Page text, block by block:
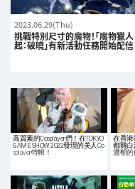
2023.06.29(Thu)
挑戰特別尺寸的魔物！「魔物獵
起：破曉」有新活動任務開始配信
高質素的Cosplayer們！在TOKYO
GAME SHOW 2022發現的美人Co
splayer特輯！
在香港
都雞白
濃郁的